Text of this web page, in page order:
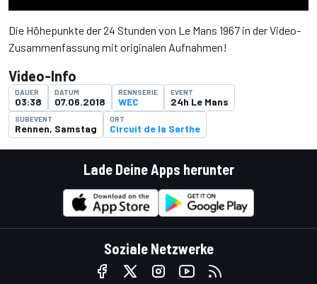
Die Höhepunkte der 24 Stunden von Le Mans 1967 in der Video-
Zusammenfassung mit originalen Aufnahmen!
Video-Info
DAUER
03:38
DATUM
07.06.2018
RENNSERIE
WEC
EVENT
24h Le Mans
SUBEVENT
Rennen, Samstag
ORT
Circuit de la Sarthe
Lade Deine Apps herunter
Soziale Netzwerke